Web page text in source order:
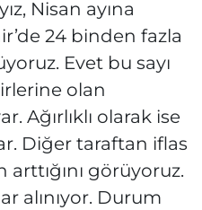
Nisan ayına
24 binden fazla
Evet bu sayı
olan
Ağırlıklı olarak ise
Diğer taraftan iflas
görüyoruz.
alınıyor. Durum